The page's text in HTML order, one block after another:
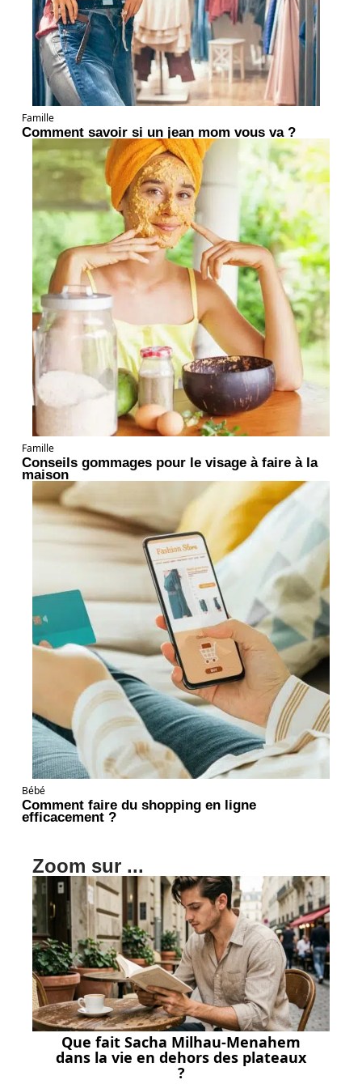
Famille
Comment savoir si un jean mom vous va ?
Famille
Conseils gommages pour le visage à faire à la
maison
Bébé
Comment faire du shopping en ligne
efficacement ?
Zoom sur ...
Que fait Sacha Milhau-Menahem
dans la vie en dehors des plateaux
?